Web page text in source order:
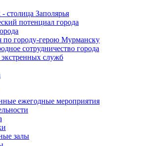
столица Заполярья
потенциал города
по городу-герою Мурманску
сотрудничество города
служб
ежегодные мероприятия
залы